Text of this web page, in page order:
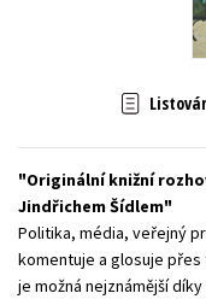
Originální knižní
Jindřichem Šídlem
Politika, média, veřejný
komentuje a glosuje
je možná nejznámější